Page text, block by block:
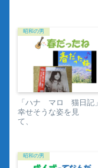
昭和の男
「ハナ マロ 猫日記
幸せそうな姿を見
昭和の男